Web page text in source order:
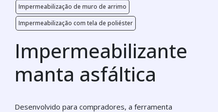
Impermeabilização de muro de arrimo
Impermeabilização com tela de poliéster
Impermeabilizante
manta asfáltica
Desenvolvido para compradores, a ferramenta